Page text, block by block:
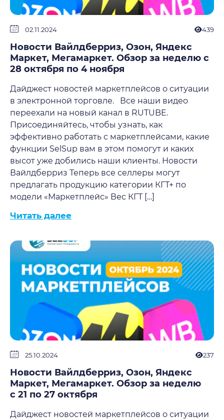
02.11.2024 439
Новости Вайлдберриз, Озон, Яндекс
Маркет, Мегамаркет. Обзор за неделю с
28 октября по 4 ноября
Дайджест новостей маркетплейсов о ситуации
в электронной торговле. Все наши видео
переехали на новый канал в RUTUBE.
Присоединяйтесь, чтобы узнать, как
эффективно работать с маркетплейсами, какие
функции SelSup вам в этом помогут и каких
высот уже добились наши клиенты. Новости
Вайлдберриз Теперь все селлеры могут
предлагать продукцию категории КГТ+ по
модели «Маркетплейс» Вес КГТ […]
Читать далее
25.10.2024 237
Новости Вайлдберриз, Озон, Яндекс
Маркет, Мегамаркет. Обзор за неделю
с 21 по 27 октября
Дайджест новостей маркетплейсов о ситуации